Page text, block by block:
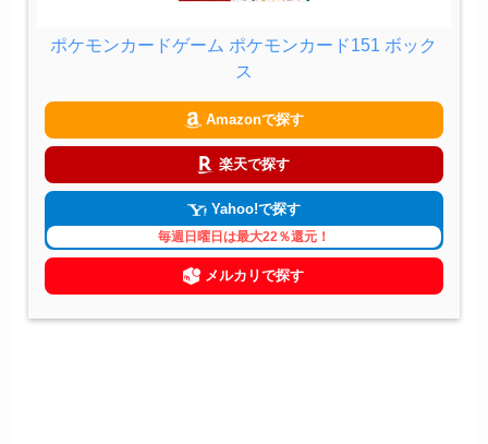
ポケモンカードゲーム ポケモンカード151 ボック
ス
Amazonで探す
楽天で探す
Yahoo!で探す
毎週日曜日は最大22％還元！
メルカリで探す